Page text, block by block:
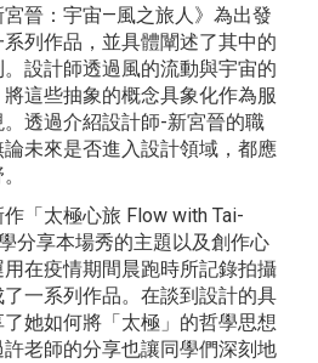
晉：宇宙—風之旅人》為出發
列作品，並具體闡述了其中的
設計師透過風的流動與宇宙的
這些抽象的概念具象化作為服
透過介紹設計師-新宮晉的職
未來是否進入設計領域，都應
「太極心旅 Flow with Tai-
分享本場秀的主題以及創作心
在疫情期間晨跑時所記錄拍攝
一系列作品。在談到設計的具
她如何將「太極」的哲學思想
老師的分享也讓同學們深刻地